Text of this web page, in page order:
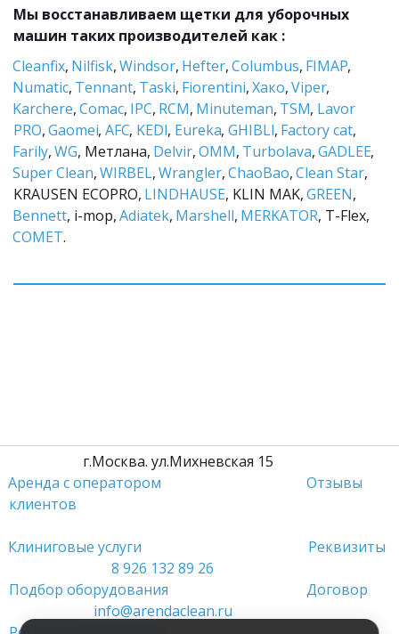
Мы восстанавливаем щетки для уборочных
машин таких производителей как :
Cleanfix, Nilfisk, Windsor, Hefter, Columbus, FIMAP
Numatic, Tennant, Taski, Fiorentini, Хако, Viper
Karchere, Comac, IPC, RCM, Minuteman, TSM, Lavor
PRO, Gaomei, AFC, KEDI, Eureka, GHIBLI, Factory cat
Farily, WG, Метлана, Delvir, ОММ, Turbolava, GADLEE
Super Clean, WIRBEL, Wrangler, ChaoBao, Clean Star,
KRAUSEN ECOPRO, LINDHAUSE, KLIN MAK, GREEN
Bennett, i-mop, Adiatek, Marshell, MERKATOR
COMET.
Аренда с оператором
Отзывы
клиентов
Клиниговые услуги
Реквизиты
8 926 132 89 26
Подбор оборудования
Договор
info@arendaclean.ru